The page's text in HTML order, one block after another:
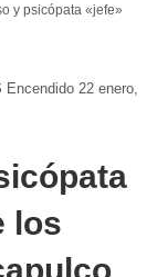
y psicópata «jefe»
Encendido 22 enero,
los